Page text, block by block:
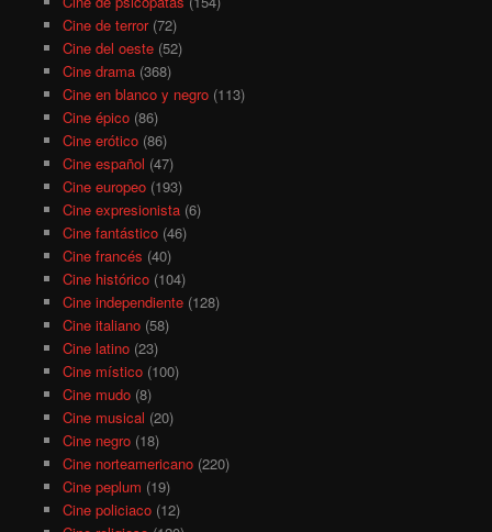
Cine de terror(72)
Cine del oeste(52)
Cine drama(368)
Cine en blanco y negro(113)
Cine épico(86)
Cine erótico(86)
Cine español (47)
Cine europeo(193)
Cine expresionista(6)
Cine fantástico(46)
Cine francés (40)
Cine histórico(104)
Cine independiente(128)
Cine italiano(58)
Cine latino(23)
Cine místico(100)
Cine mudo(8)
Cine musical (20)
Cine negro(18)
Cine norteamericano(220)
Cine peplum (19)
Cine policiaco(12)